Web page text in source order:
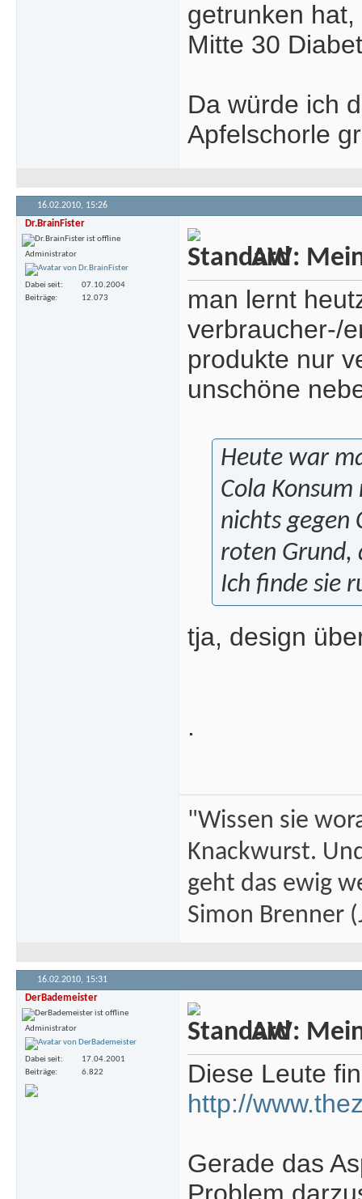
getrunken
Mitte 30
Da würde ich
Apfelschorle
16.02.2010, 15:26
Dr.BrainFister
Administrator
Dabei seit
07.10.2004
Beiträge
12.073
AW:
man lernt
verbraucher-/
produkte nur
unschöne
Heute war
Cola
nichts gegen
roten Grund,
Ich finde sie
tja, design
.
"Wissen sie
Knackwurst.
geht das ewig
Simon Brenner
16.02.2010, 15:31
DerBademeister
Administrator
Dabei seit
17.04.2001
Beiträge
6.822
AW:
Diese Leute
http://
Gerade das